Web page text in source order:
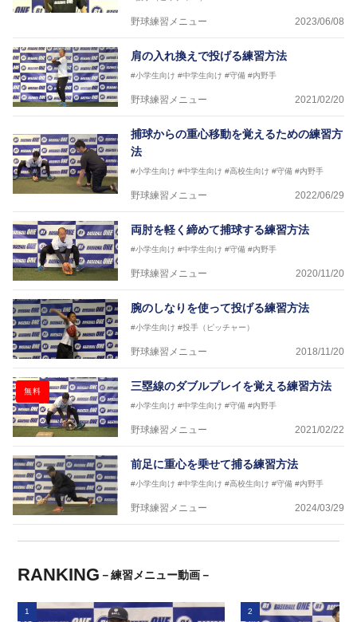
野球練習メニュー 2023/06/08
肩の入れ換えで投げる練習方法
#小学生向け #中学生向け #守備 #内野手
野球練習メニュー 2021/02/20
捕球からの重心移動を覚えるための練習方
法
#小学生向け #中学生向け #高校生向け #守備 #内野手
野球練習メニュー 2022/06/29
両肘を軽く締めて捕球する練習方法
#小学生向け #中学生向け #守備 #内野手
野球練習メニュー 2020/11/20
腕のしなりを使って投げる練習方法
#小学生向け #投手（ピッチャー）
野球練習メニュー 2018/11/20
無料 三塁線のダブルプレイを覚える練習方法
#小学生向け #中学生向け #守備 #内野手
野球練習メニュー 2021/02/22
前足に重心を乗せて捕る練習方法
#小学生向け #中学生向け #高校生向け #守備 #内野手
野球練習メニュー 2024/03/29
RANKING －練習メニュー動画－
1 2